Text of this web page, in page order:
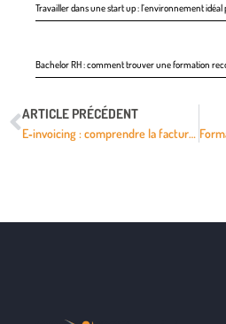
Travailler dans une start up : l’environnement
Bachelor RH : comment trouver une formation
ARTICLE PRÉCÉDENT
E‑invoicing : comprendre la facturation électronique et s’y préparer dès maintenant